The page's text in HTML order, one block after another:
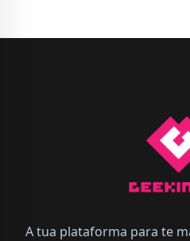
A tua plataforma para te